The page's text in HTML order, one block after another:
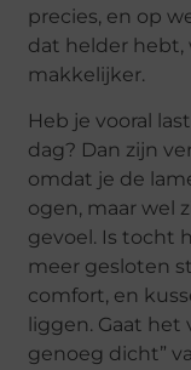
precies, en op
dat helder hebt,
makkelijker.
Heb je vooral
dag? Dan zijn
omdat je de
ogen, maar wel
gevoel. Is tocht
meer gesloten
comfort, en
liggen. Gaat het
genoeg dicht”